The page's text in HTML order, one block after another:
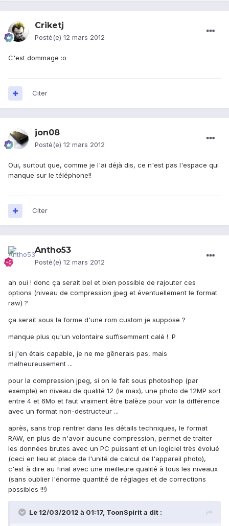
Criketj
Posté(e) 12 mars 2012
C'est dommage :o
Citer
jon08
Posté(e) 12 mars 2012
Oui, surtout que, comme je l'ai déjà dis, ce n'est pas l'espace qui
manque sur le téléphone!!
Citer
Antho53
Posté(e) 12 mars 2012
ah oui ! donc ça serait bel et bien possible de rajouter ces
options (niveau de compression jpeg et éventuellement le format
raw) ?
ça serait sous la forme d'une rom custom je suppose ?
manque plus qu'un volontaire suffisemment calé ! :P
si j'en étais capable, je ne me gênerais pas, mais
malheureusement ...
pour la compression jpeg, si on le fait sous photoshop (par
exemple) en niveau de qualité 12 (le max), une photo de 12MP sort
entre 4 et 6Mo et faut vraiment être balèze pour voir la différence
avec un format non-destructeur ...
après, sans trop rentrer dans les détails techniques, le format
RAW, en plus de n'avoir aucune compression, permet de traiter
les données brutes avec un PC puissant et un logiciel très évolué
(ceci en lieu et place de l'unité de calcul de l'appareil photo),
c'est à dire au final avec une meilleure qualité à tous les niveaux
(sans oublier l'énorme quantité de réglages et de corrections
possibles !!!)
Le 12/03/2012 à 01:17, ToonSpirit a dit :